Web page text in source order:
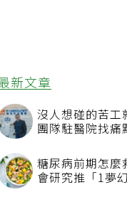
最新文章
沒人想碰的苦
團隊駐醫院找痛
糖尿病前期怎
會研究推「1夢